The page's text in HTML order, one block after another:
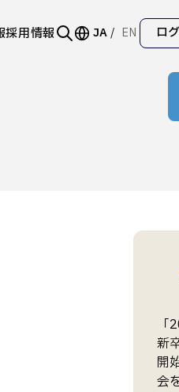
採用情報 JA EN ロ
新
開
会